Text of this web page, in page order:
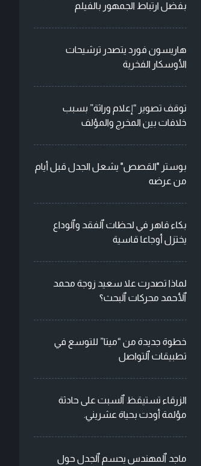
بفضل ارتباط الجمهور بالفيلم
هاريسون فورد يتصدر ترشيحات
الأوسكار الفخرية
توقف تصوير “إعلام وراثة” بسبب
خلافات بين المخرج والمؤلف
بوستر "القصص" يشعل الجدل قبل أيام
من عرضه
بكاء قاهر في لحظات ٱلفقد وٱلوداع
يختزل أوجاعا قاسية
لماذا تصدرت علا سعيد زوجة محمد
ٱلأحمد محركات ٱلبحث؟
خطوة جديدة من “ميتا” للتوسع في
تطبيقات ٱلتواصل
الزرقاء تستيقظ ٱلسبت على حادثة
مؤلمة أودت بحياة عشريني.
ماجد ٱلمهندس يحسم ٱلجدل حول